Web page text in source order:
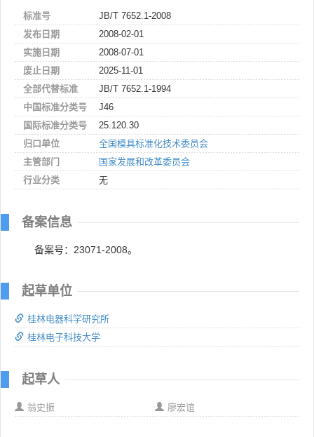
标准号
JB/T 7652.1-2008
发布日期
2008-02-01
实施日期
2008-07-01
废止日期
2025-11-01
全部代替标准
JB/T 7652.1-1994
中国标准分类号
J46
国际标准分类号
25.120.30
归口单位
全国模具标准化技术委员会
主管部门
国家发展和改革委员会
行业分类
无
备案信息
备案号：23071-2008。
起草单位
桂林电器科学研究所
桂林电子科技大学
起草人
翁史振 廖宏谊